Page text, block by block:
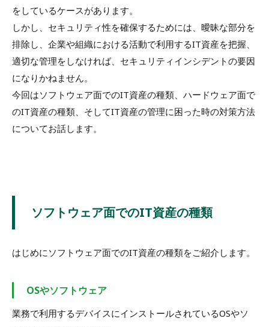
をしているケースがあります。
しかし、セキュリティ性を確保するためには、曖昧な部分を
排除し、企業や組織における活動で利用するIT資産を把握、
適切な管理をしなければ、セキュリティインシデントの要因
になりかねません。
今回はソフトウェア面でのIT資産の種類、ハードウェア面で
のIT資産の種類、そしてIT資産の管理に困った時の対策方法
についてお話します。
ソフトウェア面でのIT資産の種類
はじめにソフトウェア面でのIT資産の種類をご紹介します。
OSやソフトウェア
業務で利用するデバイスにインストールされているOSやソ